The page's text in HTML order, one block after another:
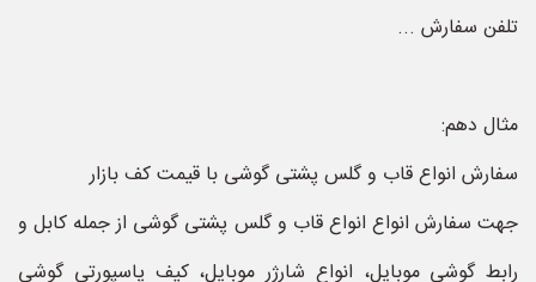
تلفن سفارش ...
مثال دهم:
سفارش انواع قاب و گلس پشتی گوشی با قیمت کف بازار
جهت سفارش انواع انواع قاب و گلس پشتی گوشی از جمله کابل و
رابط گوشی موبایل، انواع شارژر موبایل، کیف پاسپورتی گوشی